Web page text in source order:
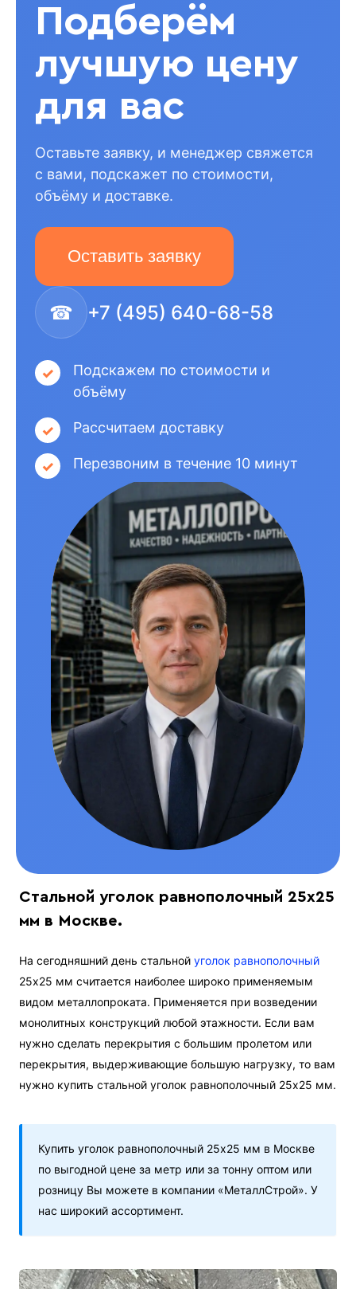
Подберём
лучшую цену
для вас
Оставьте заявку, и менеджер свяжется
с вами, подскажет по стоимости,
объёму и доставке.
Оставить заявку
☎ +7 (495) 640-68-58
Подскажем по стоимости и
объёму
Рассчитаем доставку
Перезвоним в течение 10 минут
Стальной уголок равнополочный 25x25
мм в Москве.
На сегодняшний день стальнойуголок равнополочный
25x25 мм считается наиболее широко применяемым
видом металлопроката. Применяется при возведении
монолитных конструкций любой этажности. Если вам
нужно сделать перекрытия с большим пролетом или
перекрытия, выдерживающие большую нагрузку, то вам
нужно купить стальной уголок равнополочный 25x25 мм.
Купить уголок равнополочный 25х25 мм в Москве
по выгодной цене за метр или за тонну оптом или
розницу Вы можете в компании «МеталлСтрой». У
нас широкий ассортимент.